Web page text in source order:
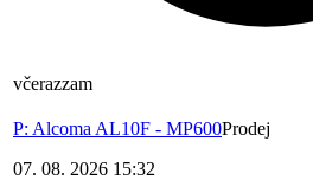
včerazzam
P: Alcoma AL10F - MP600Prodej
07. 08. 2026 15:32